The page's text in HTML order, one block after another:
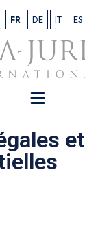
FR DE IT ES
et